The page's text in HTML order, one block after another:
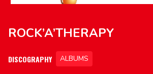
ROCK’A’THERAPY
DISCOGRAPHY ALBUMS